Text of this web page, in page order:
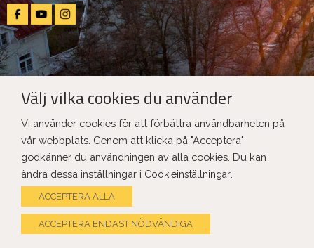
Copyright Ⓒ LU Rakennus 2025
Välj vilka cookies du använder
Vi använder cookies för att förbättra användbarheten på
vår webbplats. Genom att klicka på "Acceptera"
godkänner du användningen av alla cookies. Du kan
ändra dessa inställningar i Cookieinställningar
ACCEPTERA ALLA
ACCEPTERA ENDAST NÖDVÄNDIGA